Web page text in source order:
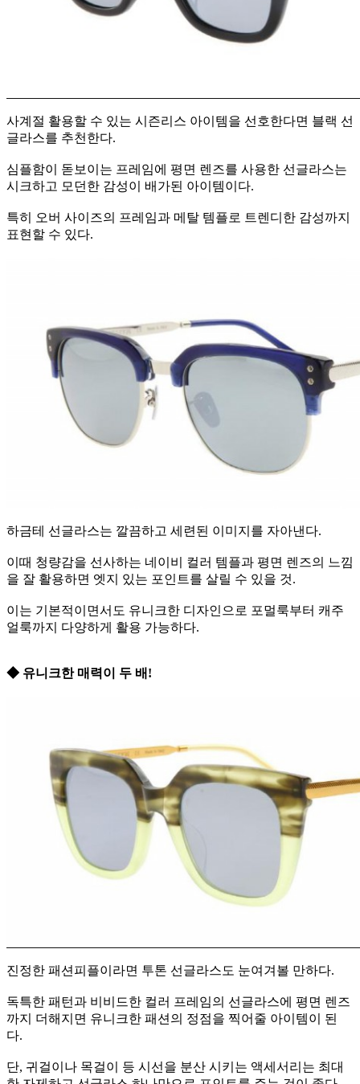
사계절 활용할 수 있는 시즌리스 아이템을 선호한다면 블랙 선
글라스를 추천한다.
심플함이 돋보이는 프레임에 평면 렌즈를 사용한 선글라스는
시크하고 모던한 감성이 배가된 아이템이다.
특히 오버 사이즈의 프레임과 메탈 템플로 트렌디한 감성까지
표현할 수 있다.
하금테 선글라스는 깔끔하고 세련된 이미지를 자아낸다.
이때 청량감을 선사하는 네이비 컬러 템플과 평면 렌즈의 느낌
을 잘 활용하면 엣지 있는 포인트를 살릴 수 있을 것.
이는 기본적이면서도 유니크한 디자인으로 포멀룩부터 캐주
얼룩까지 다양하게 활용 가능하다.
◆ 유니크한 매력이 두 배!
진정한 패션피플이라면 투톤 선글라스도 눈여겨볼 만하다.
독특한 패턴과 비비드한 컬러 프레임의 선글라스에 평면 렌즈
까지 더해지면 유니크한 패션의 정점을 찍어줄 아이템이 된
다.
단, 귀걸이나 목걸이 등 시선을 분산 시키는 액세서리는 최대